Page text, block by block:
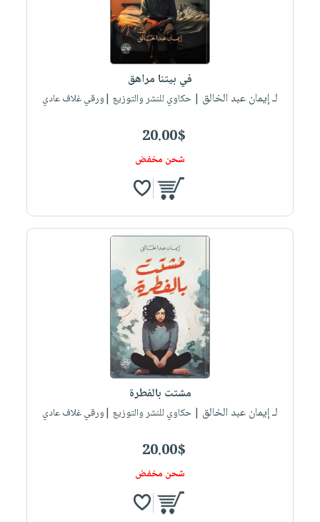
في بيتنا مراهق
لـ إيمان عبد الخالق | حكاوي للنشر والتوزيع |ورقي غلاف عادي
20.00$
شحن مخفض
مشتت بالفطرة
لـ إيمان عبد الخالق | حكاوي للنشر والتوزيع |ورقي غلاف عادي
20.00$
شحن مخفض